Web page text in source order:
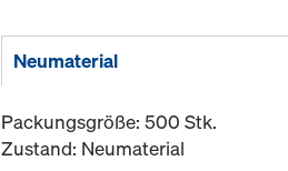
Neumaterial
Packungsgröße: 500 Stk.
Zustand: Neumaterial